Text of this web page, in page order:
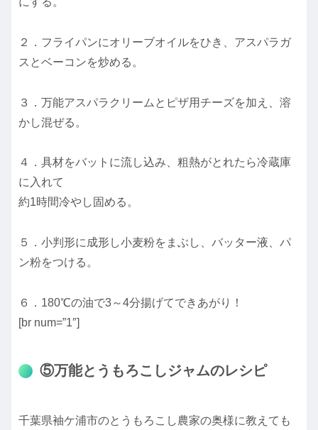
２．フライパンにオリーブオイルをひき、アスパラガ
スとベーコンを炒める。
３．万能アスパラクリームとピザ用チーズを加え、溶
かし混ぜる。
４．具材をバットに流し込み、粗熱がとれたら冷蔵庫
に入れて
約1時間冷やし固める。
５．小判形に成形し小麦粉をまぶし、バッター液、パ
ン粉をつける。
６．180℃の油で3～4分揚げてできあがり！
[br num=”1″]
⑤万能とうもろこしジャムのレシピ
千葉県袖ケ浦市のとうもろこし農家の奥様に教えても